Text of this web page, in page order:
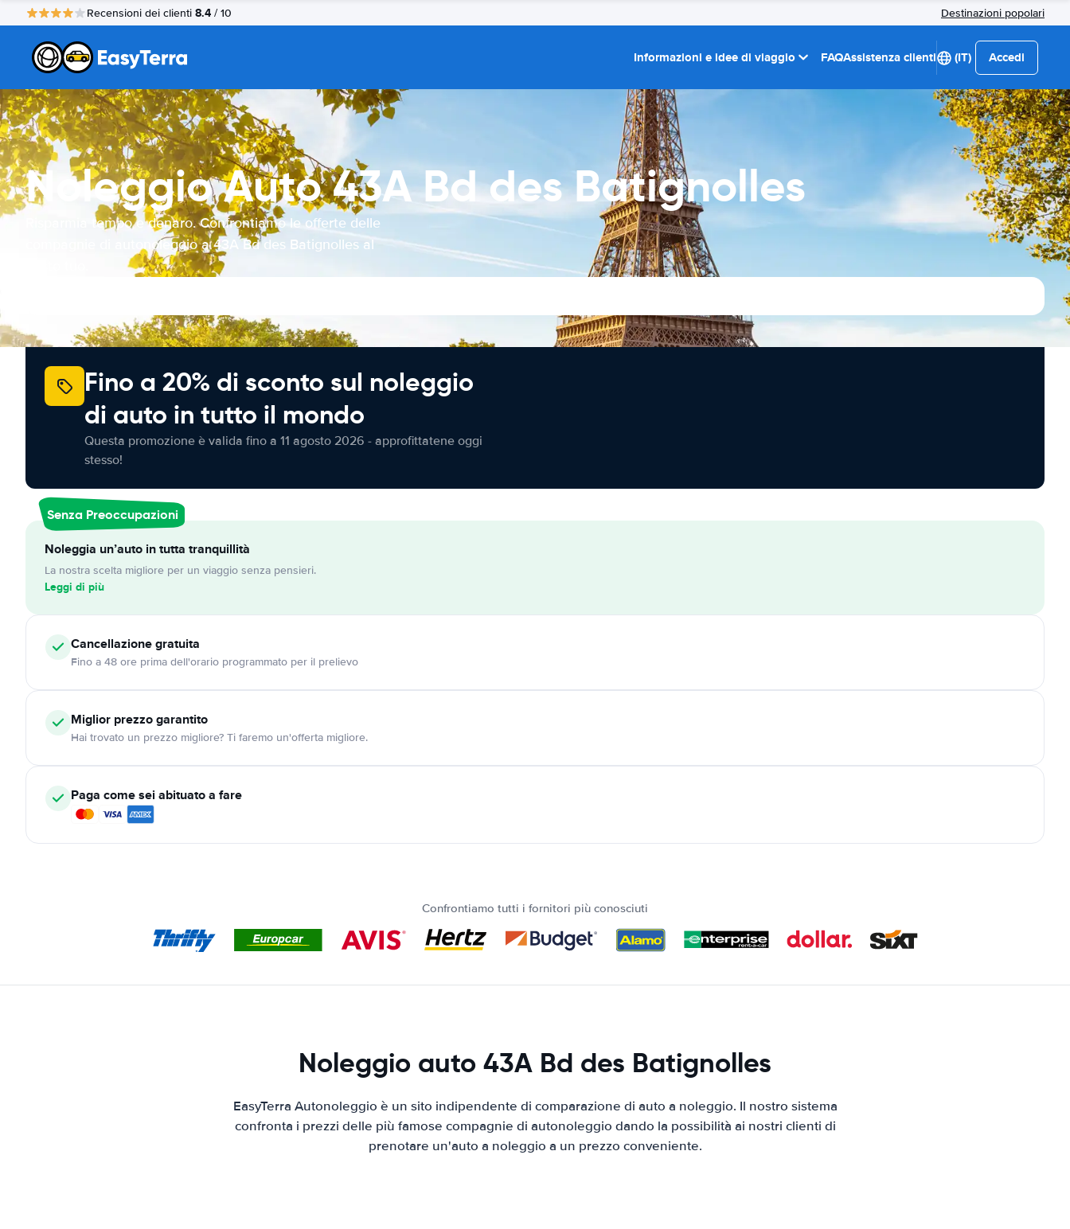
Recensioni dei clienti 8.4 / 10 Destinazioni popolari
Informazioni e idee di viaggio FAQAssistenza clienti (IT) Accedi
Noleggio Auto 43A Bd des Batignolles
Risparmia tempo e denaro. Confrontiamo le offerte delle
compagnie di autonoleggio a 43A Bd des Batignolles al
Fino a 20% di sconto sul noleggio
di auto in tutto il mondo
Questa promozione è valida fino a 11 agosto 2026 - approfittatene oggi
stesso!
Senza Preoccupazioni
Noleggia un’auto in tutta tranquillità
La nostra scelta migliore per un viaggio senza pensieri.
Leggi di più
Cancellazionegratuita
Fino a 48 ore prima dell'orario programmato per il prelievo
Miglior prezzo garantito
Hai trovato un prezzo migliore? Ti faremo un'offerta migliore.
Paga come sei abituato a fare
Confrontiamo tutti i fornitori più conosciuti
Noleggio auto 43A Bd des Batignolles
EasyTerra Autonoleggio è un sito indipendente di comparazione di auto a noleggio. Il nostro sistema
confronta i prezzi delle più famose compagnie di autonoleggio dando la possibilità ai nostri clienti di
prenotare un'auto a noleggio a un prezzo conveniente.